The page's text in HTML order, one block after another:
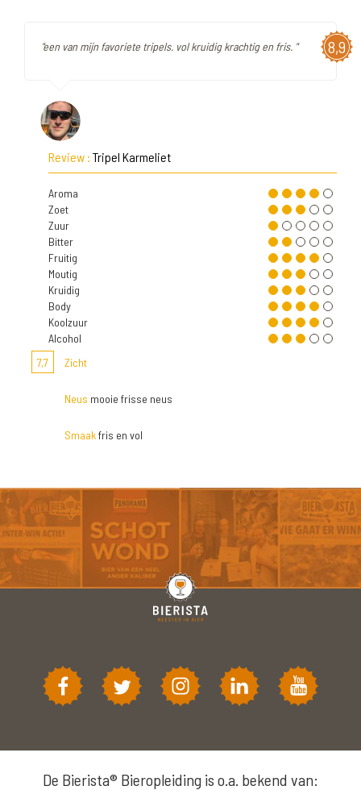
8,9
"een van mijn favoriete tripels. vol kruidig krachtig en fris. "
Review : Tripel Karmeliet
Aroma
Zoet
Zuur
Bitter
Fruitig
Moutig
Kruidig
Body
Koolzuur
Alcohol
7,7
Zicht
Neus mooie frisse neus
Smaakfris en vol
De Bierista® Bieropleiding is o.a. bekend van: